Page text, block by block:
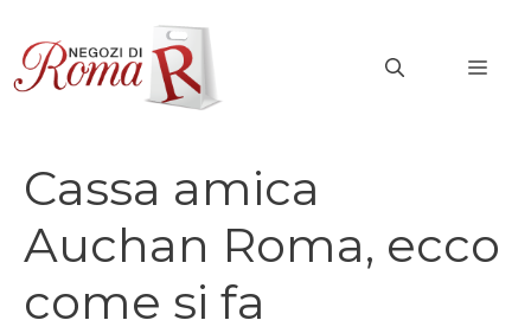
contenuto
Cassa amica
Auchan Roma, ecco
come si fa